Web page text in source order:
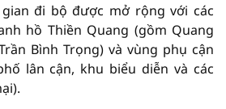
đi bộ được mở rộng với các
hồ Thiền Quang (gồm Quang
Bình Trọng) và vùng phụ cận
lân cận, khu biểu diễn và các